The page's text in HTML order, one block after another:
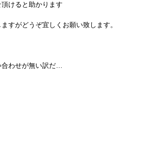
けると助かります
すがどうぞ宜しくお願い致します。
合わせが無い訳だ…